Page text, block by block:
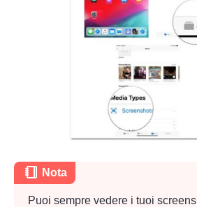
Nota
Puoi sempre vedere i tuoi